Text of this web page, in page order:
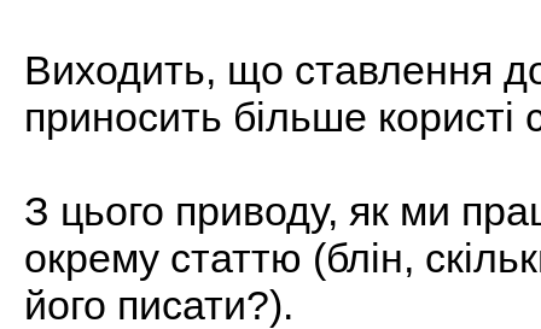
Виходить, що ставлення
приносить більше
З цього приводу, як ми
окрему статтю (блін,
його писати?).